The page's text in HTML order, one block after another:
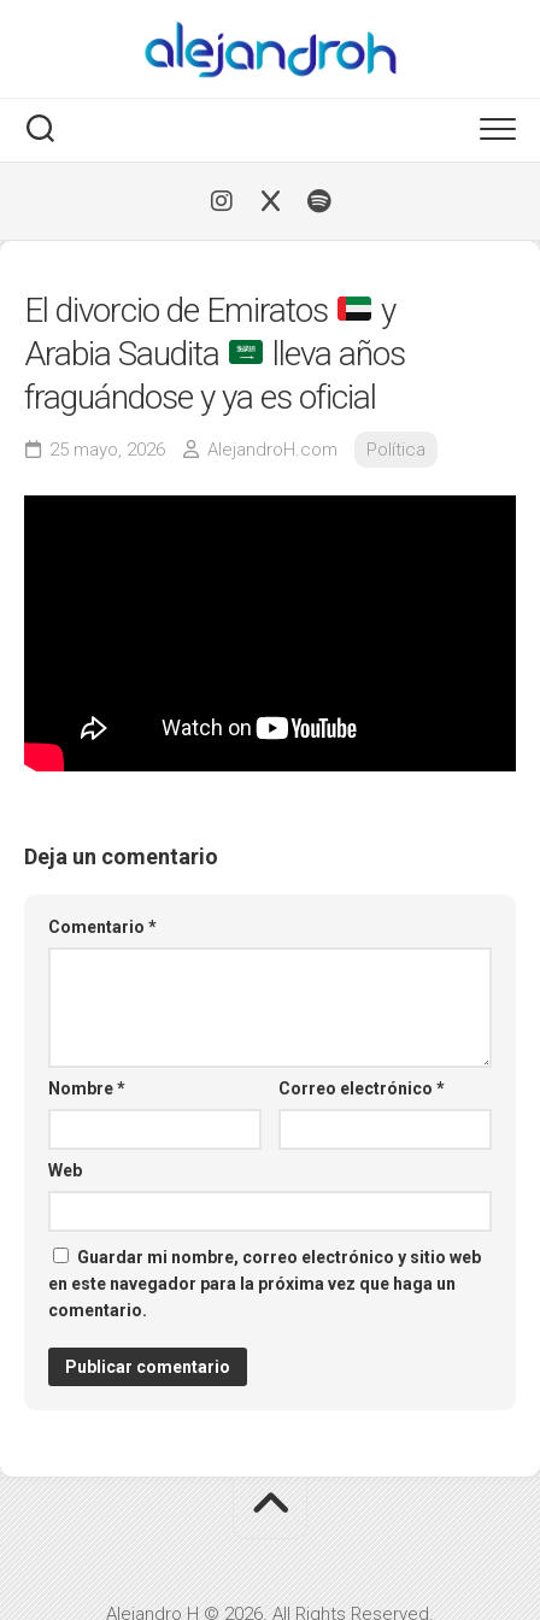
El divorcio de Emiratos
y
Arabia Saudita
lleva años
fraguándose y ya es oficial
25 mayo, 2026 AlejandroH.com Política
Deja un comentario
Comentario *
Nombre* Correo electrónico*
Web
Guardar mi nombre, correo electrónico y sitio web
en este navegador para la próxima vez que haga un
comentario.
Alejandro H © 2026. All Rights Reserved.